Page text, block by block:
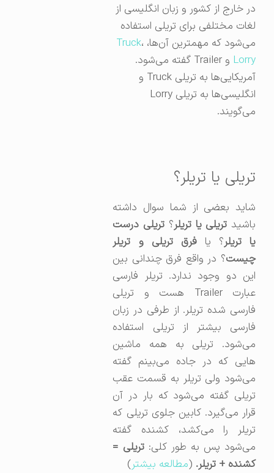
در خارج از کشور و زبان انگلیسی از
لغات مختلفی برای تریلی استفاده
می‌شود که مهمترین آن‌ها،Truck،
Lorry
و Trailer‌ گفته می‌شود.
آمریکایی‌ها به تریلی Truck و
انگلیسی‌ها به تریلی Lorry
می‌گویند.
تریلی یا تریلر؟
شاید بعضی از شما سوال داشته
باشیدتریلی یا تریلر ؟تریلی درست
یا تریلر ؟ یا فرق تریلی و تریلر
چیست؟ در واقع فرق چندانی بین
این دو وجود ندارد. تریلر فارسی
عبارت Trailer هست و تریلی
فارسی شده تریلر. از طرفی در زبان
فارسی بیشتر از تریلی استفاده
می‌شود. تریلی به همه ماشین
هایی که در جاده می‌بینم گفته
می‌شود ولی تریلر به قسمت عقب
تریلی گفته می‌شود که بار در آن
قرار می‌گیرد. کابین جلوی تریلی که
تریلر را می‌کشد، کشنده گفته
می‌شود پس به طور کلی:تریلی =
کشنده + تریلر. ‌(مطالعه بیشتر)